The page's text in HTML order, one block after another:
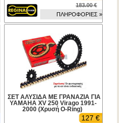
183.00 €
ΠΛΗΡΟΦΟΡΙΕΣ »
ΣΕΤ ΑΛΥΣΙΔΑ ΜΕ ΓΡΑΝΑΖΙΑ ΓΙΑ
YAMAHA XV 250 Virago 1991-
2000 (Χρυσή O-Ring)
127 €